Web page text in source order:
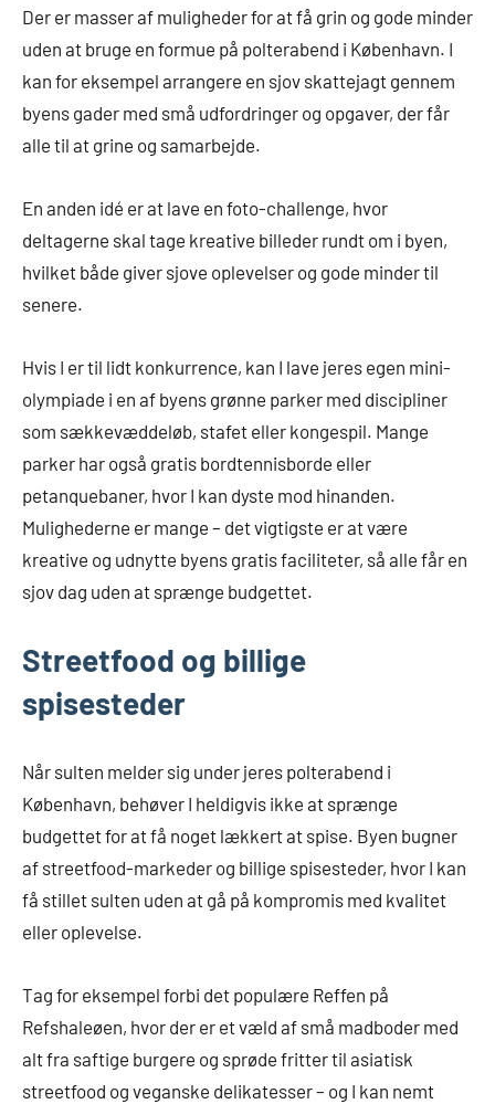
Der er masser af muligheder for at få grin og gode minder
uden at bruge en formue på polterabend i København. I
kan for eksempel arrangere en sjov skattejagt gennem
byens gader med små udfordringer og opgaver, der får
alle til at grine og samarbejde.
En anden idé er at lave en foto-challenge, hvor
deltagerne skal tage kreative billeder rundt om i byen,
hvilket både giver sjove oplevelser og gode minder til
senere.
Hvis I er til lidt konkurrence, kan I lave jeres egen mini-
olympiade i en af byens grønne parker med discipliner
som sækkevæddeløb, stafet eller kongespil. Mange
parker har også gratis bordtennisborde eller
petanquebaner, hvor I kan dyste mod hinanden.
Mulighederne er mange – det vigtigste er at være
kreative og udnytte byens gratis faciliteter, så alle får en
sjov dag uden at sprænge budgettet.
Streetfood og billige
spisesteder
Når sulten melder sig under jeres polterabend i
København, behøver I heldigvis ikke at sprænge
budgettet for at få noget lækkert at spise. Byen bugner
af streetfood-markeder og billige spisesteder, hvor I kan
få stillet sulten uden at gå på kompromis med kvalitet
eller oplevelse.
Tag for eksempel forbi det populære Reffen på
Refshaleøen, hvor der er et væld af små madboder med
alt fra saftige burgere og sprøde fritter til asiatisk
streetfood og veganske delikatesser – og I kan nemt